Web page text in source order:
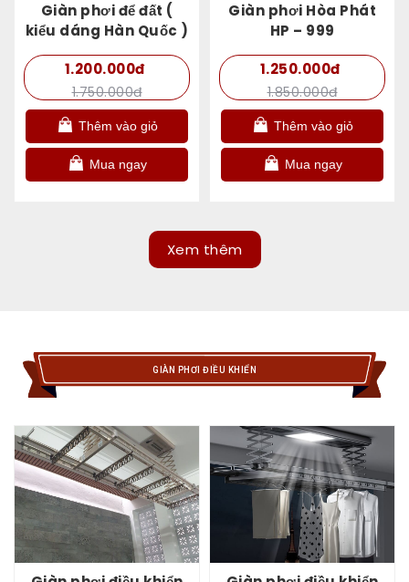
Giàn phơi để đất (
kiểu dáng Hàn Quốc )
1.200.000đ
1.750.000đ
Thêm vào giỏ
Mua ngay
Giàn phơi Hòa Phát
HP – 999
1.250.000đ
1.850.000đ
Thêm vào giỏ
Mua ngay
Xem thêm
GIÀN PHƠI ĐIỀU KHIỂN